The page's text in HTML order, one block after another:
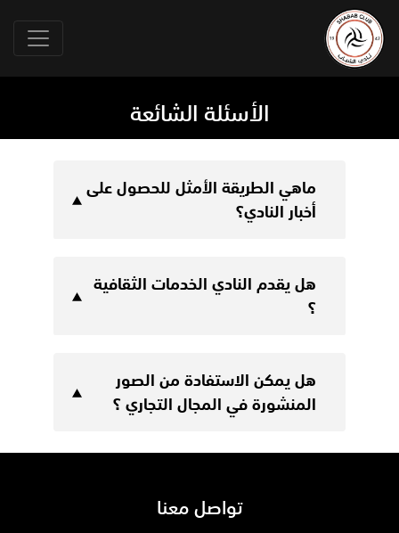
الأسئلة الشائعة
ماهي الطريقة الأمثل للحصول على
أخبار النادي؟
هل يقدم النادي الخدمات الثقافية
؟
هل يمكن الاستفادة من الصور
المنشورة في المجال التجاري ؟
تواصل معنا